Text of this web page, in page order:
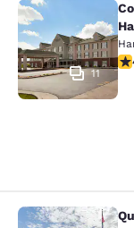
Country
11
Quality